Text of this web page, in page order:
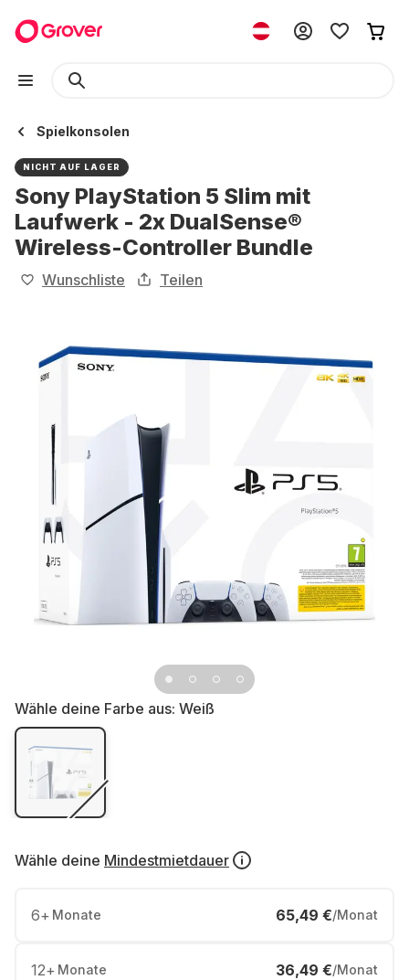
Spielkonsolen
NICHT AUF LAGER
Sony PlayStation 5 Slim mit
Laufwerk - 2x DualSense®
Wireless-Controller Bundle
Wunschliste Teilen
Wähle deine Farbe aus: Weiß
Wähle deine Mindestmietdauer
6+ Monate 65,49 €/Monat
12+ Monate 36,49 €/Monat